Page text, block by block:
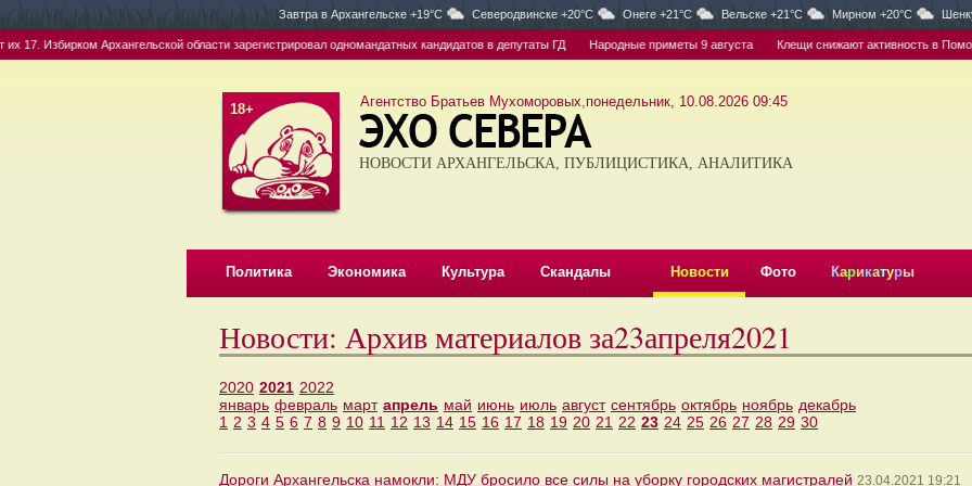
Завтра в Архангельске +19°C Северодвинске +20°C Онеге +21°C Вельске +21°C Мирном +20°C
Избирком Архангельской области зарегистрировал одномандатных кандидатов в депутаты ГД Народные приметы 9 августа Клещи снижают активность в
18+ Агентство Братьев Мухоморовых,понедельник, 10.08.2026 09:45
НОВОСТИ АРХАНГЕЛЬСКА, ПУБЛИЦИСТИКА, АНАЛИТИКА
Политика Экономика Культура Скандалы Новости Фото Карикатуры
Новости: Архив материалов за23апреля2021
2020 2021 2022
январь февраль март апрель май июнь июль август сентябрь октябрь ноябрь декабрь
1 2 3 4 5 6 7 8 9 10 11 12 13 14 15 16 17 18 19 20 21 22 23 24 25 26 27 28 29 30
Дороги Архангельска намокли: МДУ бросило все силы на уборку городских магистралей 23.04.2021 19:21